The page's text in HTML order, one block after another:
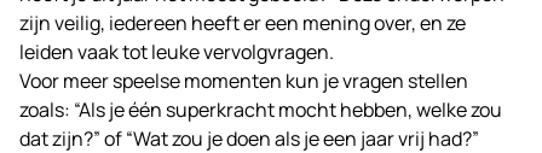
zijn veilig, iedereen heeft er een mening over, en ze
leiden vaak tot leuke vervolgvragen.
Voor meer speelse momenten kun je vragen stellen
zoals: “Als je één superkracht mocht hebben, welke zou
dat zijn?” of “Wat zou je doen als je een jaar vrij had?”